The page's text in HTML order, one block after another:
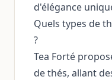
d'élégance
Quels types de
?
Tea Forté
de thés, allant